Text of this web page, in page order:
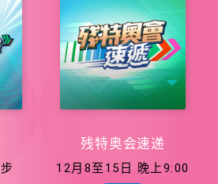
残特奥会速递
12月8至15日 晚上9:00